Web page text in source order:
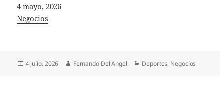
Fecha
4 mayo, 2026
In relation to
Negocios
Publicado
4 julio, 2026 Autor
Fernando Del Angel Categorías
Deportes, Negocios